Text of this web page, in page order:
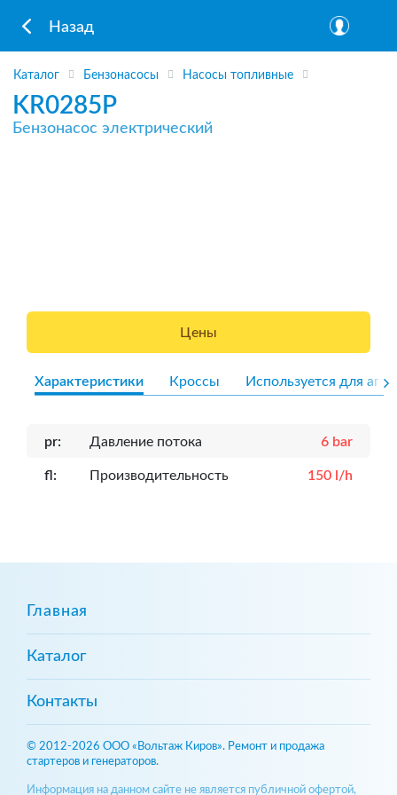
Назад
Каталог Бензонасосы Насосы топливные
KR0285P
Бензонасос электрический
Цены
Характеристики Кроссы Используется для
pr: Давление потока 6 bar
fl: Производительность 150 l/h
Главная
Каталог
Контакты
© 2012-2026 ООО «Вольтаж Киров». Ремонт и продажа
стартеров и генераторов.
Информация на данном сайте не является публичной офертой,